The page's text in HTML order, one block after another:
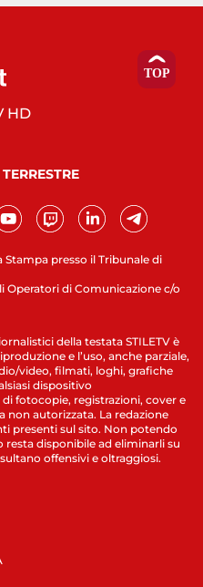
presso il Tribunale di
Operatori di Comunicazione c/o
HD
della testata STILETV è
e l’uso, anche parziale,
video, filmati, loghi, grafiche
dispositivo
fotocopie, registrazioni, cover e
non autorizzata. La redazione
presenti sul sito. Non potendo
disponibile ad eliminarli su
offensivi e oltraggiosi.